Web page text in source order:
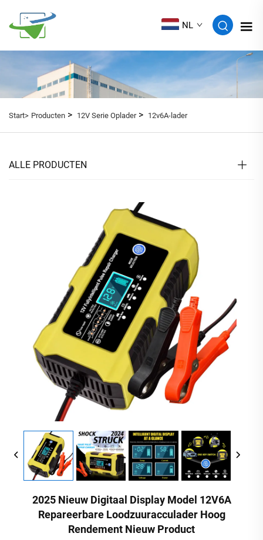
NL
Start> Producten > 12V Serie Oplader> 12v6A-lader
ALLE PRODUCTEN
2025 Nieuw Digitaal Display Model 12V6A
Repareerbare Loodzuuracculader Hoog
Rendement Nieuw Product